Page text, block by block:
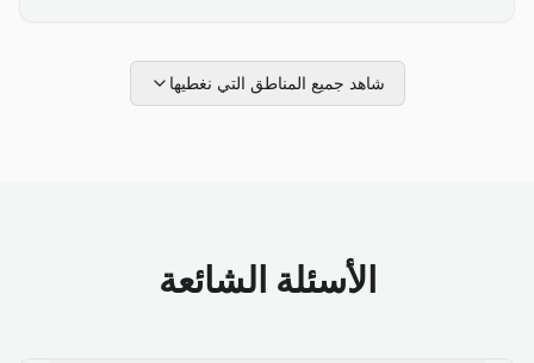
شاهد جميع المناطق التي نغطيها
الأسئلة الشائعة